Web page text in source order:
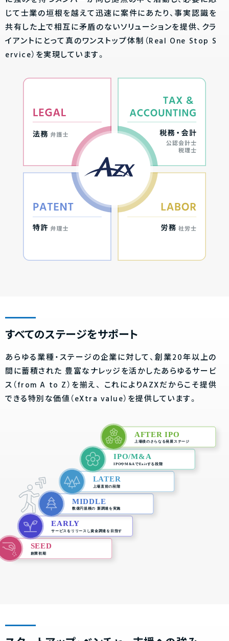
じて士業の垣根を越えて迅速に案件にあたり、事実認識を
共有した上で相互に矛盾のないソリューションを提供、クラ
イアントにとって真のワンストップ体制（Real One Stop S
ervice）を実現しています。
すべてのステージをサポート
あらゆる業種・ステージの企業に対して、創業20年以上の
間に蓄積された 豊富なナレッジを活かしたあらゆるサービ
ス（from A to Z）を揃え、 これによりAZXだからこそ提供
できる特別な価値（eXtra value）を提供しています。